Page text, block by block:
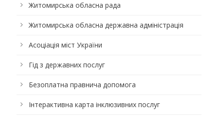
Житомирська обласна рада
Житомирська обласна державна адміністрація
Асоціація міст України
Гід з державних послуг
Безоплатна правнича допомога
Інтерактивна карта інклюзивних послуг